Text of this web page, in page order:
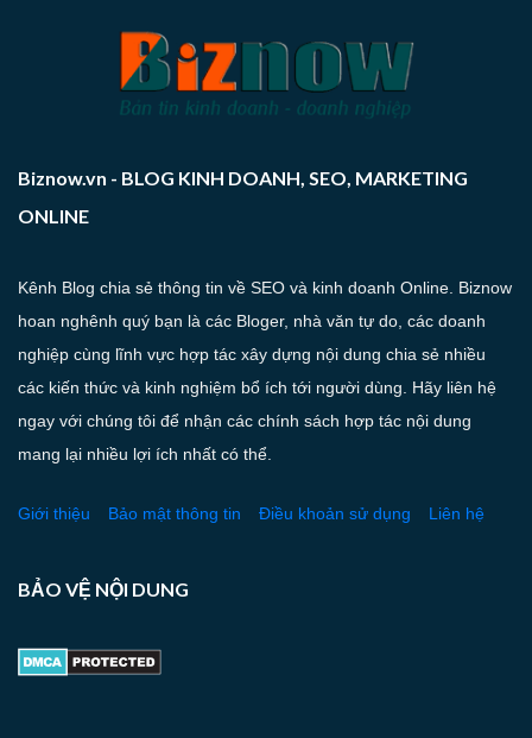
Biznow.vn - BLOG KINH DOANH, SEO, MARKETING
ONLINE
Kênh Blog chia sẻ thông tin về SEO và kinh doanh Online. Biznow
hoan nghênh quý bạn là các Bloger, nhà văn tự do, các doanh
nghiệp cùng lĩnh vực hợp tác xây dựng nội dung chia sẻ nhiều
các kiến thức và kinh nghiệm bổ ích tới người dùng. Hãy liên hệ
ngay với chúng tôi để nhận các chính sách hợp tác nội dung
mang lại nhiều lợi ích nhất có thể.
Giới thiệu Bảo mật thông tin Điều khoản sử dụng Liên hệ
BẢO VỆ NỘI DUNG